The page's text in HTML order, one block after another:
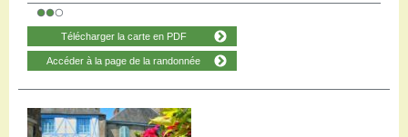
Télécharger la carte en PDF
Accéder à la page de la randonnée